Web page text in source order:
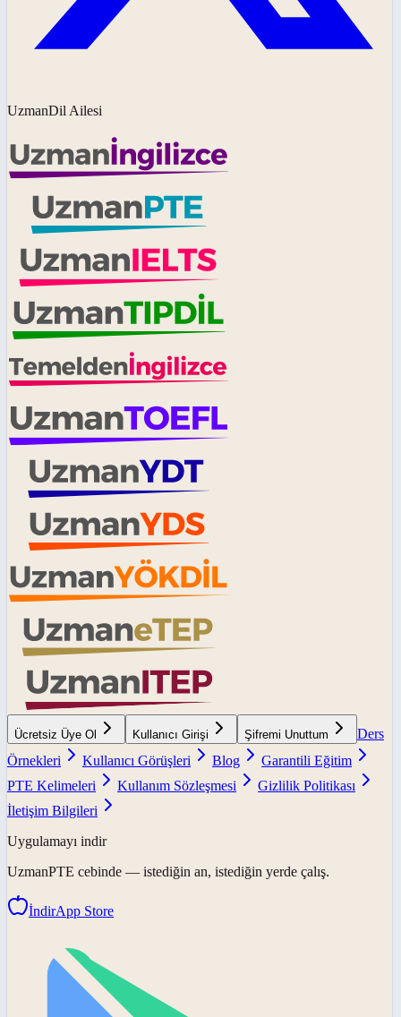
UzmanDil Ailesi
Ücretsiz Üye Ol Kullanıcı Girişi Şifremi Unuttum
Ders
Örnekleri
Kullanıcı Görüşleri Blog
Garantili Eğitim
PTE Kelimeleri
Kullanım Sözleşmesi
Gizlilik Politikası
İletişim Bilgileri
Uygulamayı indir
UzmanPTE cebinde — istediğin an, istediğin yerde çalış.
İndirApp Store